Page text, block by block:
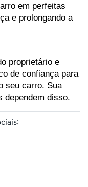
em perfeitas
e prolongando a
proprietário e
de confiança para
seu carro. Sua
dependem disso.